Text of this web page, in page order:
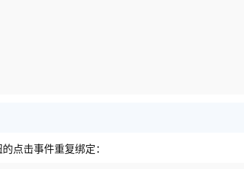
点击事件重复绑定：